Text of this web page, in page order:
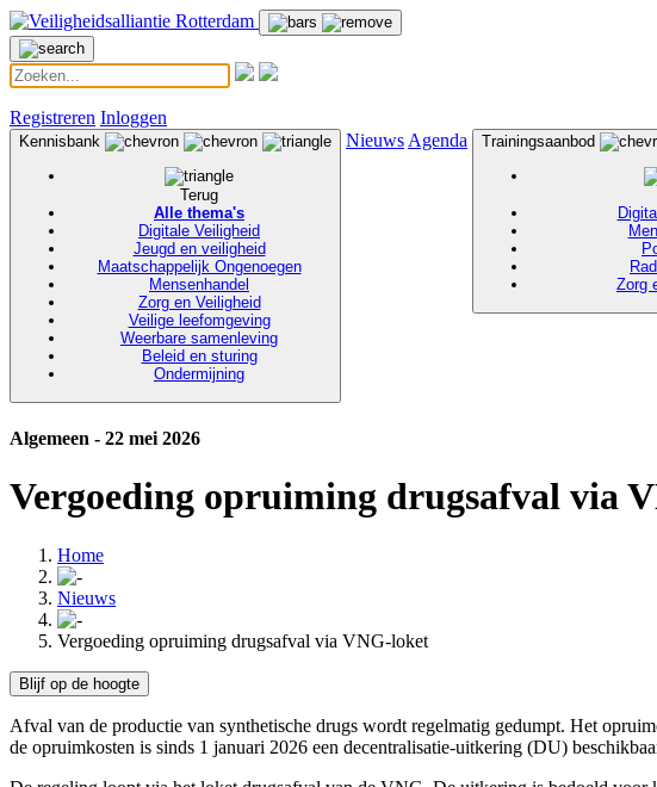
Registreren Inloggen
Kennisbank
Terug
Alle thema's
Digitale Veiligheid
Jeugd en veiligheid
Maatschappelijk Ongenoegen
Mensenhandel
Zorg en Veiligheid
Veilige leefomgeving
Weerbare samenleving
Beleid en sturing
Ondermijning
Nieuws Agenda Trainingsaanbod
Zorg
Algemeen - 22 mei 2026
Vergoeding opruiming drugsafval via
Home
Nieuws
Vergoeding opruiming drugsafval via VNG-loket
Blijf op de hoogte
Afval van de productie van synthetische drugs wordt regelmatig gedumpt. Het
de opruimkosten is sinds 1 januari 2026 een decentralisatie-uitkering (DU)